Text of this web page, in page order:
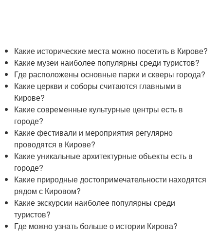
Какие исторические места можно посетить в Кирове?
Какие музеи наиболее популярны среди туристов?
Где расположены основные парки и скверы города?
Какие церкви и соборы считаются главными в
Кирове?
Какие современные культурные центры есть в
городе?
Какие фестивали и мероприятия регулярно
проводятся в Кирове?
Какие уникальные архитектурные объекты есть в
городе?
Какие природные достопримечательности находятся
рядом с Кировом?
Какие экскурсии наиболее популярны среди
туристов?
Где можно узнать больше о истории Кирова?